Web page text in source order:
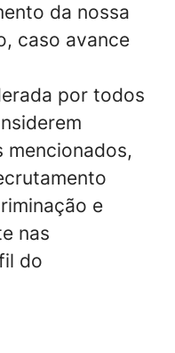
da nossa
caso avance
por todos
mencionados,
e
nas
do